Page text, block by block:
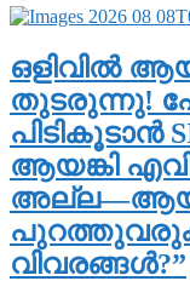
ഒളിവിൽ
തുടരുന്നു!
പിടികൂടാൻ
ആയങ്കി
വിവരങ്ങൾ?”